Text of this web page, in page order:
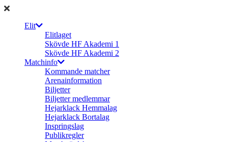
Elit
Elitlaget
Skövde HF Akademi 1
Skövde HF Akademi 2
Matchinfo
Kommande matcher
Arenainformation
Biljetter
Biljetter medlemmar
Hejarklack Hemmalag
Hejarklack Bortalag
Inspringslag
Publikregler